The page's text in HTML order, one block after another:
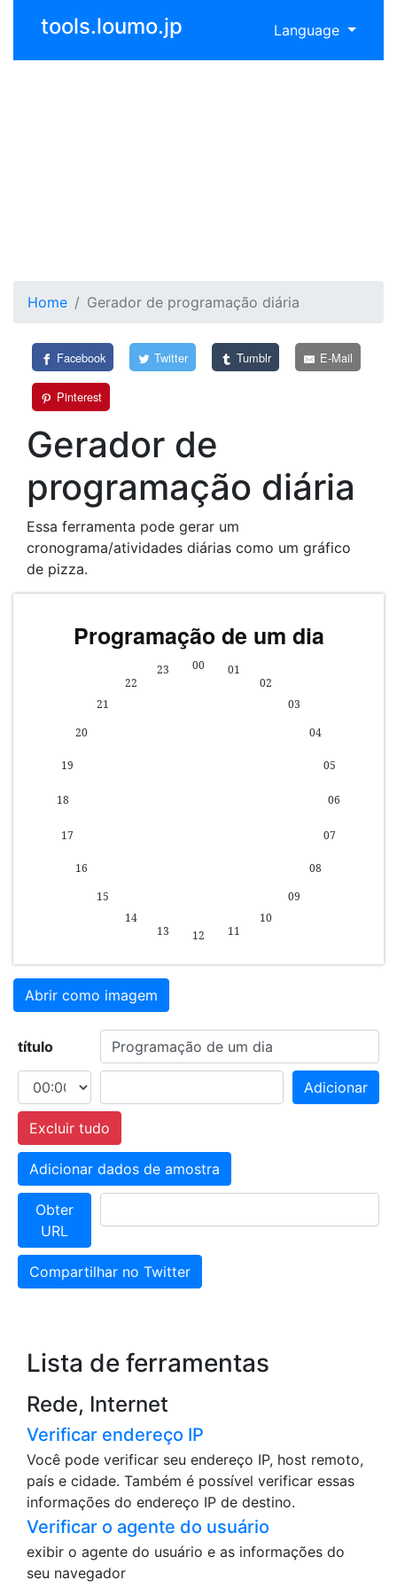
tools.loumo.jp Language
Home Gerador de programação diária
Facebook Twitter Tumblr E-Mail
Pinterest
Gerador de
programação diária
Essa ferramenta pode gerar um
cronograma/atividades diárias como um gráfico
de pizza.
Abrir como imagem
título
Adicionar
Excluir tudo
Adicionar dados de amostra
Obter
URL
Compartilhar no Twitter
Lista de ferramentas
Rede, Internet
Verificar endereço IP
Você pode verificar seu endereço IP, host remoto,
país e cidade. Também é possível verificar essas
informações do endereço IP de destino.
Verificar o agente do usuário
exibir o agente do usuário e as informações do
seu navegador